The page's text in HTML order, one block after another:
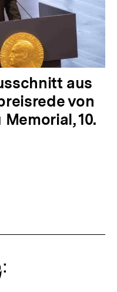
aus
von
10.